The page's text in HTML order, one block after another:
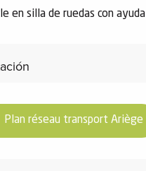
en silla de ruedas con ayuda
Plan réseau transport Ariège